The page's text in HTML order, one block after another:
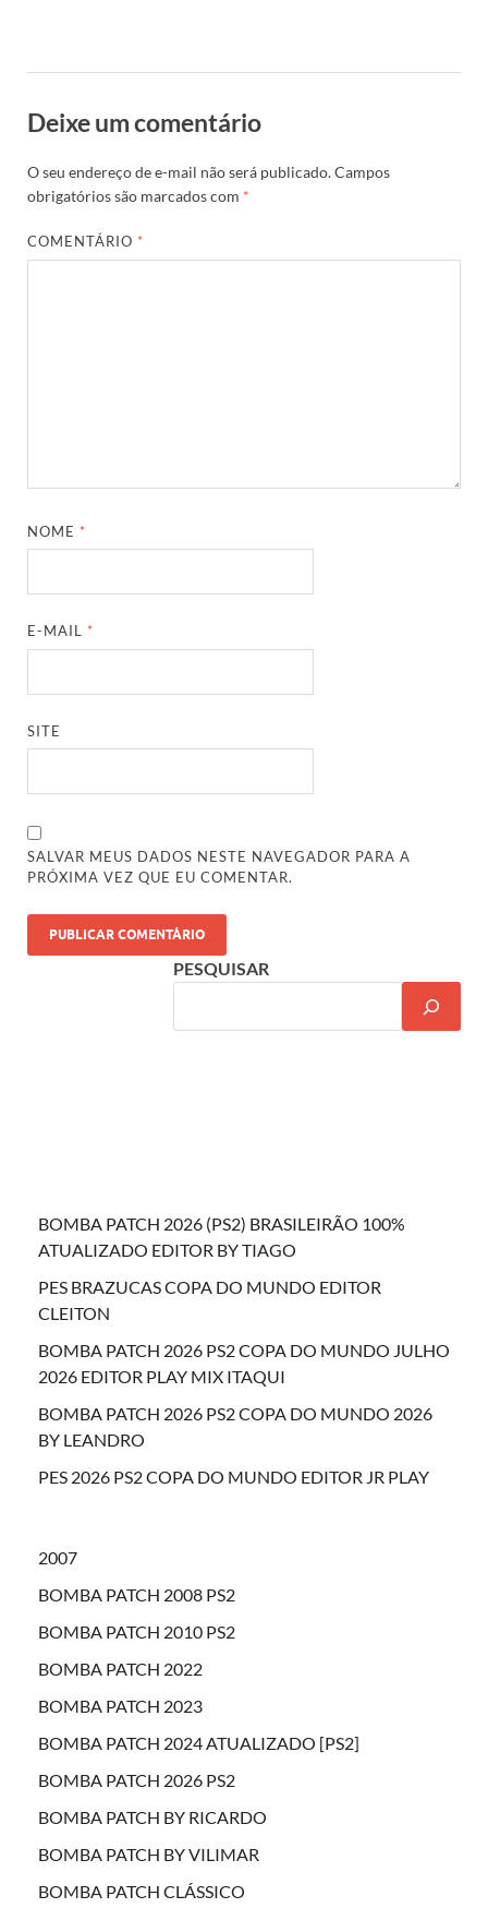
Deixe um comentário
O seu endereço de e-mail não será publicado.Campos
obrigatórios são marcados com *
COMENTÁRIO *
NOME *
E-MAIL *
SITE
SALVAR MEUS DADOS NESTE NAVEGADOR PARA A
PRÓXIMA VEZ QUE EU COMENTAR.
PESQUISAR
BOMBA PATCH 2026 (PS2) BRASILEIRÃO 100%
ATUALIZADO EDITOR BY TIAGO
PES BRAZUCAS COPA DO MUNDO EDITOR
CLEITON
BOMBA PATCH 2026 PS2 COPA DO MUNDO JULHO
2026 EDITOR PLAY MIX ITAQUI
BOMBA PATCH 2026 PS2 COPA DO MUNDO 2026
BY LEANDRO
PES 2026 PS2 COPA DO MUNDO EDITOR JR PLAY
2007
BOMBA PATCH 2008 PS2
BOMBA PATCH 2010 PS2
BOMBA PATCH 2022
BOMBA PATCH 2023
BOMBA PATCH 2024 ATUALIZADO [PS2]
BOMBA PATCH 2026 PS2
BOMBA PATCH BY RICARDO
BOMBA PATCH BY VILIMAR
BOMBA PATCH CLÁSSICO